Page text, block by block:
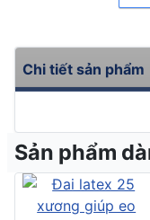
Chi tiết sản phẩm
Sản phẩm